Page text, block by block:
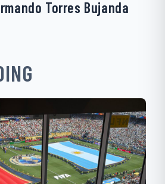
Torres Bujanda